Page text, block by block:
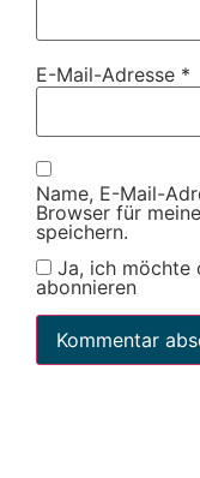
E-Mail-Adresse *
Name, E-Mail-
Browser für
speichern.
Ja, ich möchte
abonnieren